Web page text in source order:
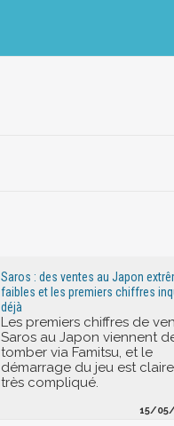
Saros : des ventes au Japon
faibles et les premiers chiffres
déjà
Les premiers chiffres de
Saros au Japon viennent
tomber via Famitsu, et le
démarrage du jeu est
très compliqué.
15/